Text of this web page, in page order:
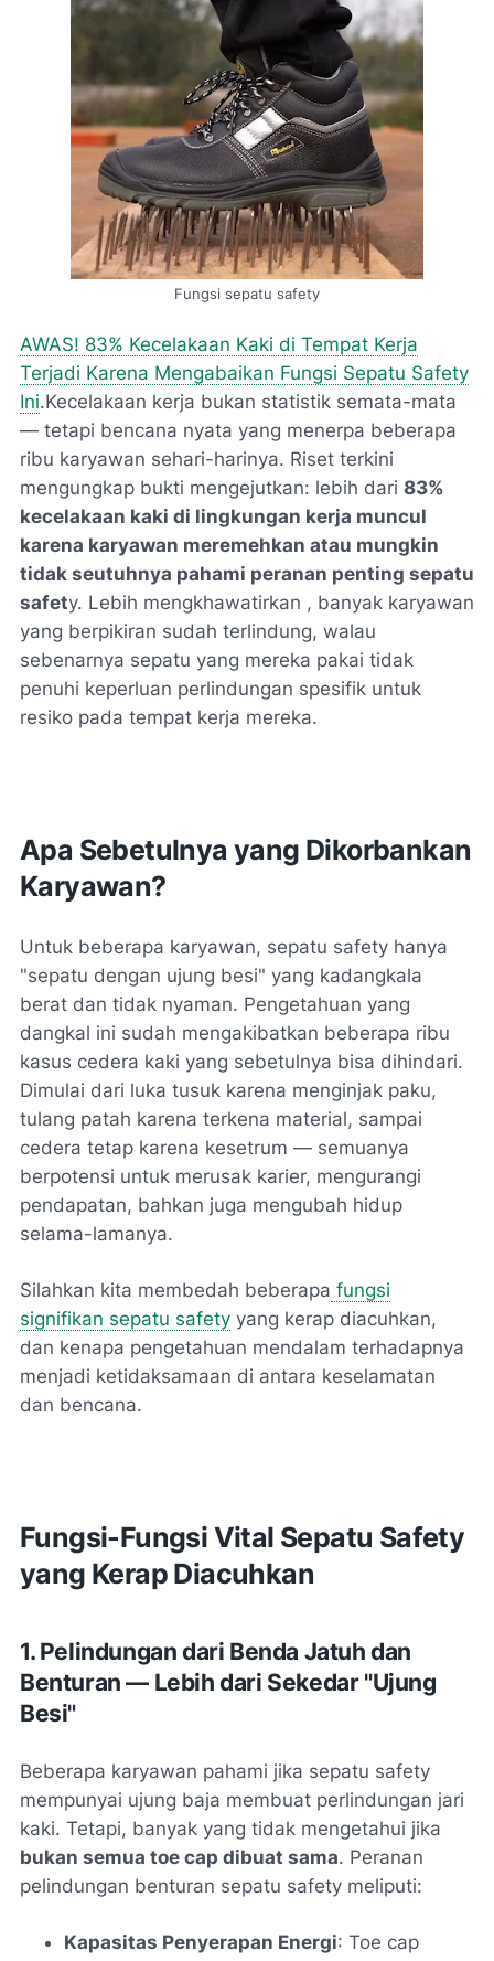
Fungsi sepatu safety
AWAS! 83% Kecelakaan Kaki di Tempat Kerja
Terjadi Karena Mengabaikan Fungsi Sepatu Safety
Ini.Kecelakaan kerja bukan statistik semata-mata
— tetapi bencana nyata yang menerpa beberapa
ribu karyawan sehari-harinya. Riset terkini
mengungkap bukti mengejutkan: lebih dari 83%
kecelakaan kaki di lingkungan kerja muncul
karena karyawan meremehkan atau mungkin
tidak seutuhnya pahami peranan penting sepatu
safety. Lebih mengkhawatirkan , banyak karyawan
yang berpikiran sudah terlindung, walau
sebenarnya sepatu yang mereka pakai tidak
penuhi keperluan perlindungan spesifik untuk
resiko pada tempat kerja mereka.
Apa Sebetulnya yang Dikorbankan
Karyawan?
Untuk beberapa karyawan, sepatu safety hanya
"sepatu dengan ujung besi" yang kadangkala
berat dan tidak nyaman. Pengetahuan yang
dangkal ini sudah mengakibatkan beberapa ribu
kasus cedera kaki yang sebetulnya bisa dihindari.
Dimulai dari luka tusuk karena menginjak paku,
tulang patah karena terkena material, sampai
cedera tetap karena kesetrum — semuanya
berpotensi untuk merusak karier, mengurangi
pendapatan, bahkan juga mengubah hidup
selama-lamanya.
Silahkan kita membedah beberapa fungsi
signifikan sepatu safety yang kerap diacuhkan,
dan kenapa pengetahuan mendalam terhadapnya
menjadi ketidaksamaan di antara keselamatan
dan bencana.
Fungsi-Fungsi Vital Sepatu Safety
yang Kerap Diacuhkan
1. Pelindungan dari Benda Jatuh dan
Benturan — Lebih dari Sekedar "Ujung
Besi"
Beberapa karyawan pahami jika sepatu safety
mempunyai ujung baja membuat perlindungan jari
kaki. Tetapi, banyak yang tidak mengetahui jika
bukan semua toe cap dibuat sama. Peranan
pelindungan benturan sepatu safety meliputi:
Kapasitas Penyerapan Energi: Toe cap